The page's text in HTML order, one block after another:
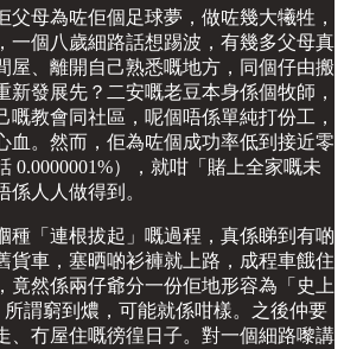
父母為咗佢個足球夢，做咗幾大犧牲，
一個八歲細路話想踢波，有幾多父母真
屋、離開自己熟悉嘅地方，同個仔由搬
新發展先？二安嘅老豆本身係個牧師，
嘅教會同社區，呢個唔係單純打份工，
血。然而，佢為咗個成功率低到接近零
0.0000001%），就咁「賭上全家嘅未
係人人做得到。
種「連根拔起」嘅過程，真係睇到有啲
貨車，塞晒啲衫褲就上路，成程車餓住
竟然係兩仔爺分一份佢地形容為「史上
謂窮到燶，可能就係咁樣。之後仲要
、冇屋住嘅徬徨日子。對一個細路嚟講